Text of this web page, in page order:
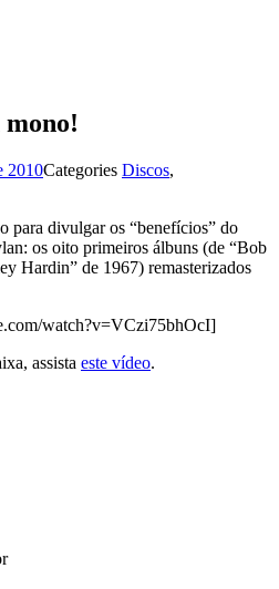
2010Categories Discos,
para divulgar os “benefícios” do
os oito primeiros álbuns (de “Bob
Hardin” de 1967) remasterizados
watch?v=VCzi75bhOcI]
assista este vídeo.